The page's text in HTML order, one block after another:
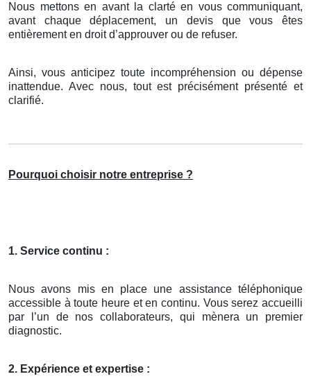
Nous mettons en avant la clarté en vous communiquant,
avant chaque déplacement, un devis que vous êtes
entièrement en droit d’approuver ou de refuser.
Ainsi, vous anticipez toute incompréhension ou dépense
inattendue. Avec nous, tout est précisément présenté et
clarifié.
Pourquoi choisir notre entreprise ?
1. Service continu :
Nous avons mis en place une assistance téléphonique
accessible à toute heure et en continu. Vous serez accueilli
par l’un de nos collaborateurs, qui mènera un premier
diagnostic.
2. Expérience et expertise :